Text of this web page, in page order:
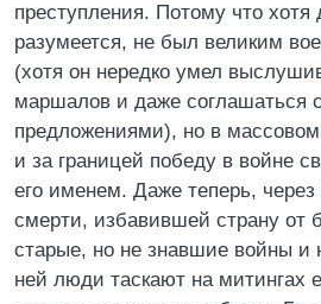
преступления. Потому что хотя
разумеется, не был великим
(хотя он нередко умел
маршалов и даже соглашаться
предложениями), но в
и за границей победу в войне
его именем. Даже теперь, через
смерти, избавившей страну от
старые, но не знавшие войны и
ней люди таскают на митингах